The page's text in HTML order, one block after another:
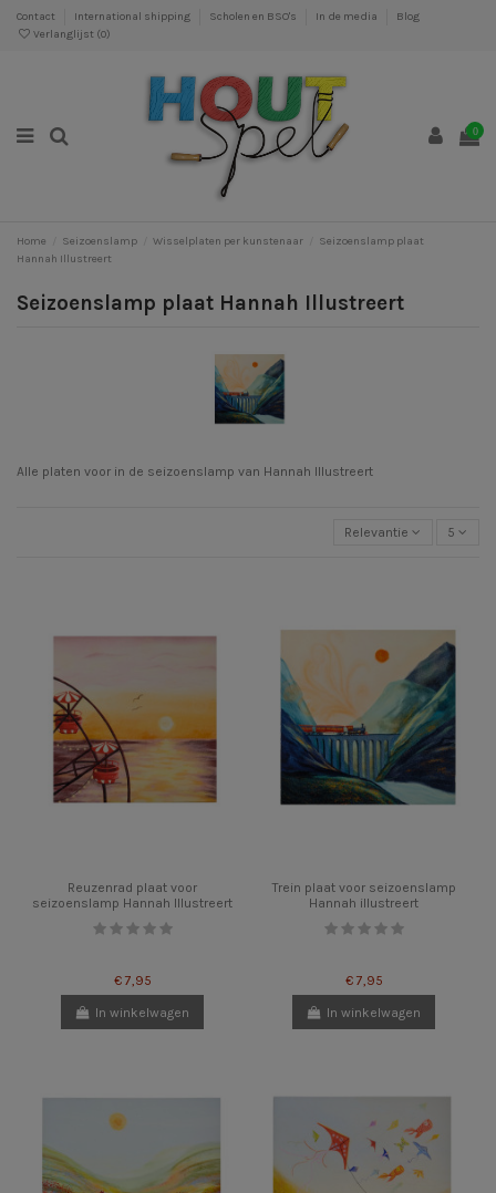
Contact International shipping Scholen en BSO's In de media
Blog
Verlanglijst (0)
0
Home Seizoenslamp Wisselplaten per kunstenaar
Seizoenslamp plaat
Hannah Illustreert
Seizoenslamp plaat Hannah Illustreert
Alle platen voor in de seizoenslamp van Hannah Illustreert
Relevantie 5
Reuzenrad plaat voor
seizoenslamp Hannah Illustreert
€ 7,95
In winkelwagen
Trein plaat voor seizoenslamp
Hannah illustreert
€ 7,95
In winkelwagen